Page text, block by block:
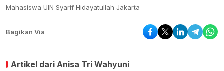
Mahasiswa UIN Syarif Hidayatullah Jakarta
Bagikan Via
Artikel dari Anisa Tri Wahyuni